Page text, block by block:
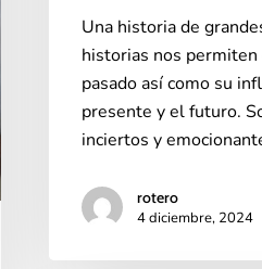
Una historia de
historias nos
pasado así como su
presente y el futuro.
inciertos y
rotero
4 diciembre, 2024